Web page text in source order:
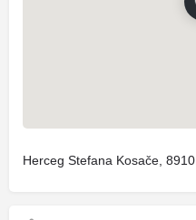
Herceg Stefana Kosače,